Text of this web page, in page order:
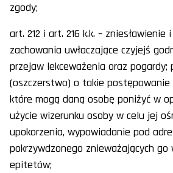
zgody;
art. 212 i art. 216 k.k. –
zachowania uwłaczające czyjejś
przejaw lekceważenia oraz pogardy;
(oszczerstwo) o takie postępowanie
które mogą daną osobę poniżyć w
użycie wizerunku osoby w celu jej
upokorzenia, wypowiadanie pod
pokrzywdzonego znieważających go
epitetów;